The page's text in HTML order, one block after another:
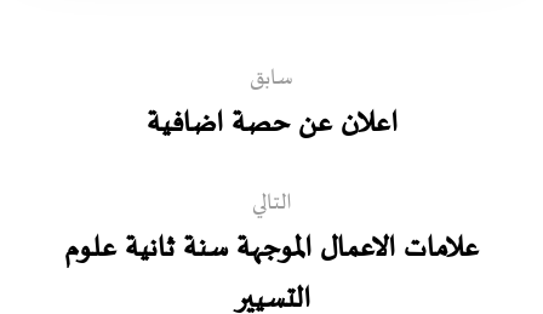
سابق
اعلان عن حصة اضافية
التالي
علامات الاعمال الموجهة سنة ثانية علوم
التسيير